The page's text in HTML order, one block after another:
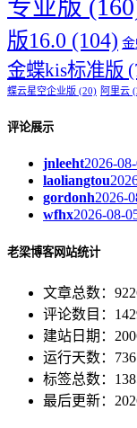
专业版
版16.0 (104)
金蝶kis标准版
蝶云星空企业版 (20) 阿里云
评论展示
jnleeht2026-
laoliangtou
gordonh2026-
wfhx2026-08-
老梁博客网站统计
文章总数：
评论数目：
建站日期：
运行天数：
标签总数：
最后更新：